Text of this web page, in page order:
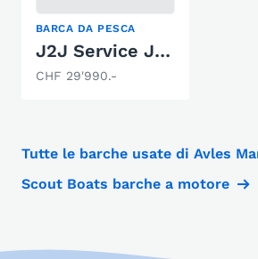
BARCA DA PESCA
J2J Service J 585 A-Fish
CHF 29'990.-
Tutte le barche usate di Avles
Scout Boats barche a motore